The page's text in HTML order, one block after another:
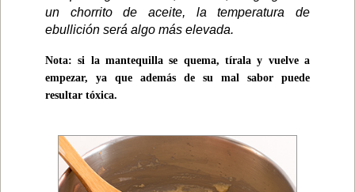
un chorrito de aceite, la temperatura de
ebullición será algo más elevada.
Nota: si la mantequilla se quema, tírala y vuelve a
empezar, ya que además de su mal sabor puede
resultar tóxica.